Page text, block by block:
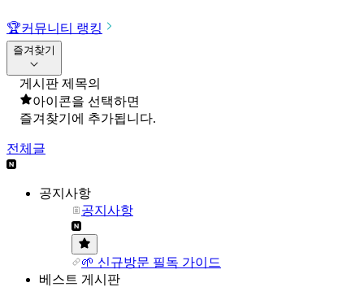
🏆커뮤니티 랭킹
즐겨찾기
게시판 제목의
아이콘을 선택하면
즐겨찾기에 추가됩니다.
전체글
공지사항
공지사항
🌱 신규방문 필독 가이드
베스트 게시판